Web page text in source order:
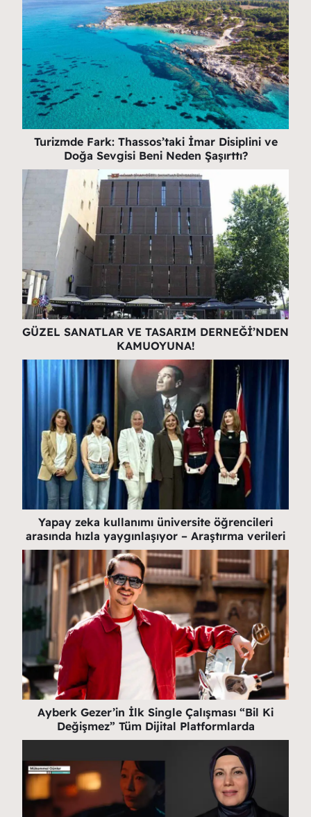
Turizmde Fark: Thassos’taki İmar Disiplini ve
Doğa Sevgisi Beni Neden Şaşırttı?
GÜZEL SANATLAR VE TASARIM DERNEĞİ’NDEN
KAMUOYUNA!
Yapay zeka kullanımı üniversite öğrencileri
arasında hızla yaygınlaşıyor – Araştırma verileri
Ayberk Gezer’in İlk Single Çalışması “Bil Ki
Değişmez” Tüm Dijital Platformlarda